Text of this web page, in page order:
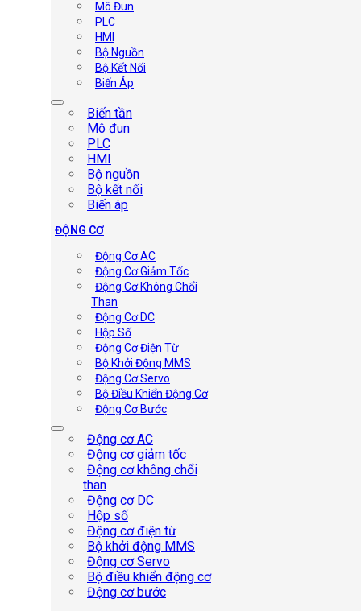
Mô Đun
PLC
HMI
Bộ Nguồn
Bộ Kết Nối
Biến Áp
Biến tần
Mô đun
PLC
HMI
Bộ nguồn
Bộ kết nối
Biến áp
ĐỘNG CƠ
Động Cơ AC
Động Cơ Giảm Tốc
Động Cơ Không Chổi
Than
Động Cơ DC
Hộp Số
Động Cơ Điện Từ
Bộ Khởi Động MMS
Động Cơ Servo
Bộ Điều Khiển Động Cơ
Động Cơ Bước
Động cơ AC
Động cơ giảm tốc
Động cơ không chổi
than
Động cơ DC
Hộp số
Động cơ điện từ
Bộ khởi động MMS
Động cơ Servo
Bộ điều khiển động cơ
Động cơ bước